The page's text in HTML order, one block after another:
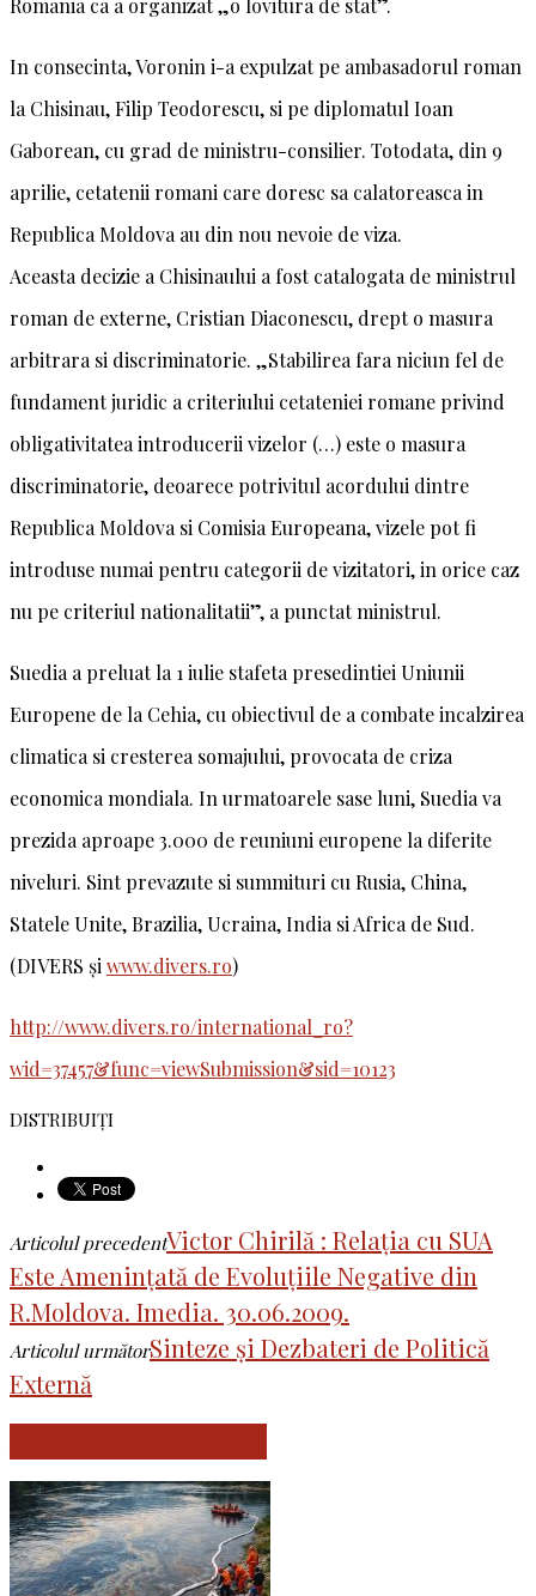
Romania ca a organizat „o lovitura de stat”.
In consecinta, Voronin i-a expulzat pe ambasadorul roman
la Chisinau, Filip Teodorescu, si pe diplomatul Ioan
Gaborean, cu grad de ministru-consilier. Totodata, din 9
aprilie, cetatenii romani care doresc sa calatoreasca in
Republica Moldova au din nou nevoie de viza.
Aceasta decizie a Chisinaului a fost catalogata de ministrul
roman de externe, Cristian Diaconescu, drept o masura
arbitrara si discriminatorie. „Stabilirea fara niciun fel de
fundament juridic a criteriului cetateniei romane privind
obligativitatea introducerii vizelor (…) este o masura
discriminatorie, deoarece potrivitul acordului dintre
Republica Moldova si Comisia Europeana, vizele pot fi
introduse numai pentru categorii de vizitatori, in orice caz
nu pe criteriul nationalitatii”, a punctat ministrul.
Suedia a preluat la 1 iulie stafeta presedintiei Uniunii
Europene de la Cehia, cu obiectivul de a combate incalzirea
climatica si cresterea somajului, provocata de criza
economica mondiala. In urmatoarele sase luni, Suedia va
prezida aproape 3.000 de reuniuni europene la diferite
niveluri. Sint prevazute si summituri cu Rusia, China,
Statele Unite, Brazilia, Ucraina, India si Africa de Sud.
(DIVERS șiwww.divers.ro)
http://www.divers.ro/international_ro?
wid=37457&func=viewSubmission&sid=10123
DISTRIBUIȚI
Articolul precedentVictor Chirilă : Relația cu SUA
Este Amenințată de Evoluțiile Negative din
R.Moldova. Imedia. 30.06.2009.
Articolul următorSinteze și Dezbateri de Politică
Externă